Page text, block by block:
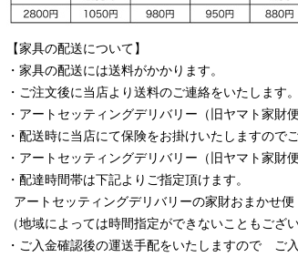
【家具の配送について】
・家具の配送には送料がかかります。
・ご注文後に当店より送料のご連絡をいたします。
・ アートセッティングデリバリー （旧ヤマト家財便
・配送時に当店にて保険をお掛けいたしますので
・ アートセッティングデリバリー （旧ヤマト家財便
・配達時間帯は下記よりご指定頂けます。
アートセッティングデリバリーの家財おまかせ便
（地域によっては時間指定ができないこともござ
・ご入金確認後の運送手配をいたしますので ご